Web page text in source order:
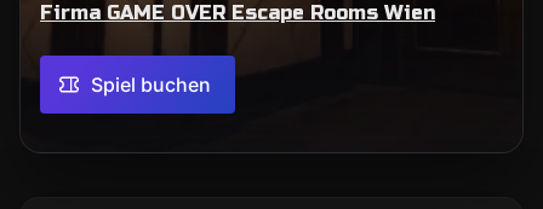
Firma GAME OVER Escape Rooms Wien
Spiel buchen